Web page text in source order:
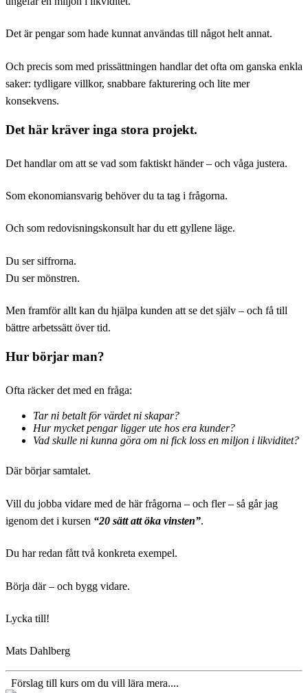
Det är pengar som hade kunnat användas till något helt annat.
Och precis som med prissättningen handlar det ofta om ganska enkla
saker: tydligare villkor, snabbare fakturering och lite mer
konsekvens.
Det här kräver inga stora projekt.
Det handlar om att se vad som faktiskt händer – och våga justera.
Som ekonomiansvarig behöver du ta tag i frågorna.
Och som redovisningskonsult har du ett gyllene läge.
Du ser siffrorna.
Du ser mönstren.
Men framför allt kan du hjälpa kunden att se det själv – och få till
bättre arbetssätt över tid.
Hur börjar man?
Ofta räcker det med en fråga:
Tar ni betalt för värdet ni skapar?
Hur mycket pengar ligger ute hos era kunder?
Vad skulle ni kunna göra om ni fick loss en miljon i likviditet?
Där börjar samtalet.
Vill du jobba vidare med de här frågorna – och fler – så går jag
igenom det i kursen “20 sätt att öka vinsten”.
Du har redan fått två konkreta exempel.
Börja där – och bygg vidare.
Lycka till!
Mats Dahlberg
Förslag till kurs om du vill lära mera....